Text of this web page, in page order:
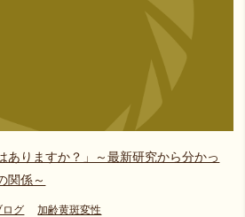
ありますか？」～最新研究から分かっ
関係～
ログ 加齢黄斑変性